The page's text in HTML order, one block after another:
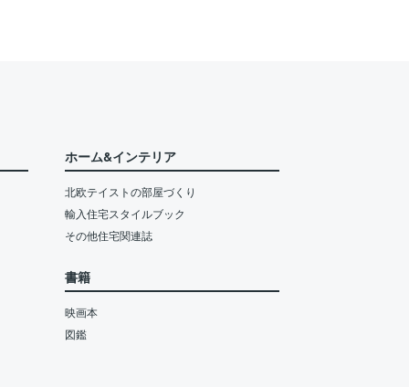
ホーム&インテリア
北欧テイストの部屋づくり
輸入住宅スタイルブック
その他住宅関連誌
書籍
映画本
図鑑